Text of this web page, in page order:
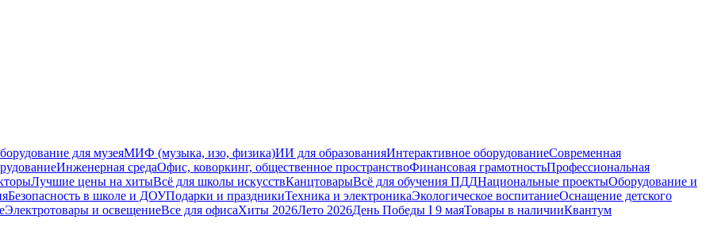
для музеяМИФ (музыка, изо, физика)ИИ для образованияИнтерактивное оборудованиеСовременная
Инженерная средаОфис, коворкинг, общественное пространствоФинансовая грамотностьПрофессиональная
Лучшие цены на хитыВсё для школы искусствКанцтоварыВсё для обучения ПДДНациональные проектыОборудование и
Безопасность в школе и ДОУПодарки и праздникиТехника и электроникаЭкологическое воспитаниеОснащение детского
Электротовары и освещениеВсе для офисаХиты 2026Лето 2026День Победы I 9 маяТовары в наличииКвантум